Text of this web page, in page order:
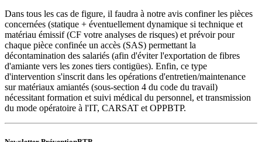
Dans tous les cas de figure, il faudra à notre avis confiner les pièces
concernées (statique + éventuellement dynamique si technique et
matériau émissif (CF votre analyses de risques) et prévoir pour
chaque pièce confinée un accès (SAS) permettant la
décontamination des salariés (afin d'éviter l'exportation de fibres
d'amiante vers les zones tiers contigües). Enfin, ce type
d'intervention s'inscrit dans les opérations d'entretien/maintenance
sur matériaux amiantés (sous-section 4 du code du travail)
nécessitant formation et suivi médical du personnel, et transmission
du mode opératoire à l'IT, CARSAT et OPPBTP.